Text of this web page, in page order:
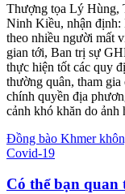
Thượng tọa Lý Hùng,
Ninh Kiều, nhận định:
theo nhiều người mất
gian tới, Ban trị sự
thực hiện tốt các quy
thường quân, tham
chính quyền địa
cảnh khó khăn do
Đồng bào Khmer
Covid-19
Có thể bạn quan